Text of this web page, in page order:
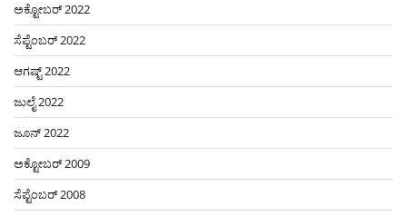
ಅಕ್ಟೋಬರ್ 2022
ಸೆಪ್ಟೆಂಬರ್ 2022
ಆಗಷ್ಟ್ 2022
ಜುಲೈ 2022
ಜೂನ್ 2022
ಅಕ್ಟೋಬರ್ 2009
ಸೆಪ್ಟೆಂಬರ್ 2008